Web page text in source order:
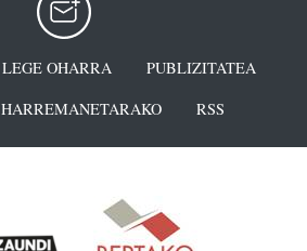
LEGE OHARRA
PUBLIZITATEA
HARREMANETARAKO RSS